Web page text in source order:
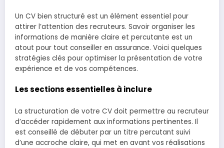
Un CV bien structuré est un élément essentiel pour
attirer l’attention des recruteurs. Savoir organiser les
informations de manière claire et percutante est un
atout pour tout conseiller en assurance. Voici quelques
stratégies clés pour optimiser la présentation de votre
expérience et de vos compétences.
Les sections essentielles à inclure
La structuration de votre CV doit permettre au recruteur
d’accéder rapidement aux informations pertinentes. Il
est conseillé de débuter par un titre percutant suivi
d’une accroche claire, qui met en avant vos réalisations